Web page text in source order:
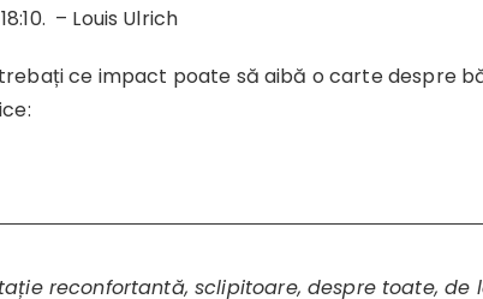
– Louis Ulrich
ce impact poate să aibă o carte despre
reconfortantă, sclipitoare, despre toate, de